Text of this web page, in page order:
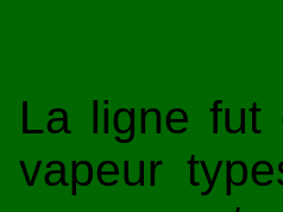
La ligne fut
vapeur